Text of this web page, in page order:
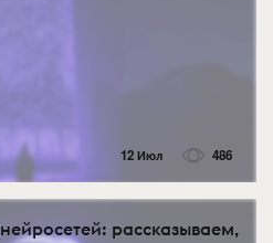
12 Июл 486
рассказываем,